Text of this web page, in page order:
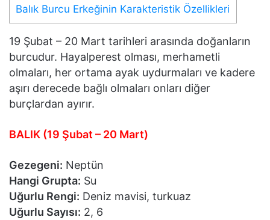
Balık Burcu Erkeğinin Karakteristik Özellikleri
19 Şubat – 20 Mart tarihleri arasında doğanların
burcudur. Hayalperest olması, merhametli
olmaları, her ortama ayak uydurmaları ve kadere
aşırı derecede bağlı olmaları onları diğer
burçlardan ayırır.
BALIK (19 Şubat – 20 Mart)
Gezegeni: Neptün
Hangi Grupta: Su
Uğurlu Rengi: Deniz mavisi, turkuaz
Uğurlu Sayısı: 2, 6